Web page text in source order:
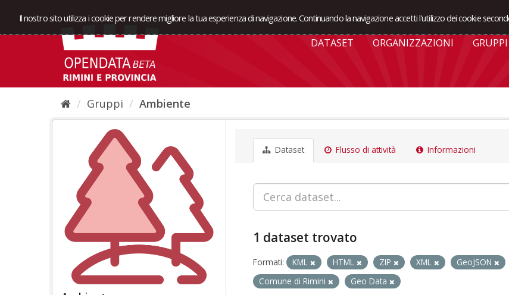
Il nostro sito utilizza i cookie per rendere migliore la tua esperienza di navigazione. Continuando la navigazione accetti l'utilizzo dei cookie
DATASET ORGANIZZAZIONI GRUPPI
Gruppi Ambiente
Dataset Flusso di attività Informazioni
1 dataset trovato
Formati: KML HTML ZIP XML GeoJSON
Comune di Rimini
Geo Data